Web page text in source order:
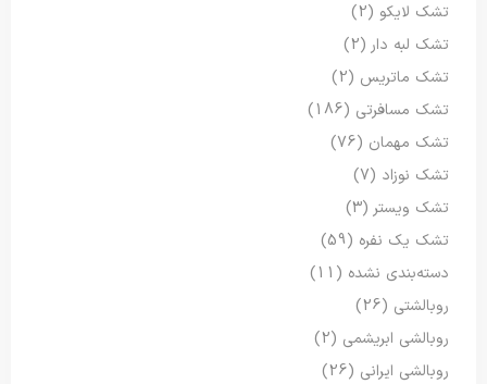
تشک لایکو (2)
تشک لبه دار(2)
تشک ماتریس (2)
تشک مسافرتی (186)
تشک مهمان (76)
تشک نوزاد (7)
تشک ویستر(3)
تشک یک نفره (59)
دسته‌بندی نشده (11)
روبالشتی (26)
روبالشی ابریشمی (2)
روبالشی ایرانی (26)